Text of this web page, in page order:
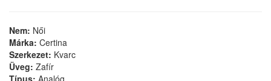
Nem: Női
Márka: Certina
Szerkezet: Kvarc
Üveg: Zafír
Típus: Analóg